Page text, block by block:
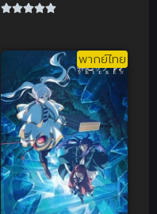
เซียน ภาค 4
Xian Wang
de Richang
Shenghuo 4
ชีวิตประจำวัน
ของราชาแห่ง
เซียน ภาค 4
พากย์ไทย